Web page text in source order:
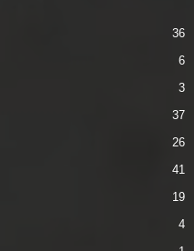
36
6
3
37
26
41
19
4